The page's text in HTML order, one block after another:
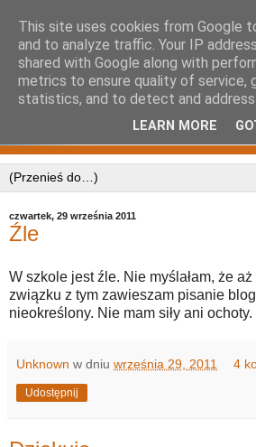
czwartek, 29 września 2011
Źle
W szkole jest źle. Nie myślałam, że
związku z tym zawieszam pisanie
nieokreślony. Nie mam siły ani ochoty.
Unknown w dniu września 29, 2011 4
Udostępnij
This site uses cookies from Google
and to analyze traffic. Your IP
shared with Google along with
metrics to ensure quality of service,
statistics, and to detect and address
LEARN MORE